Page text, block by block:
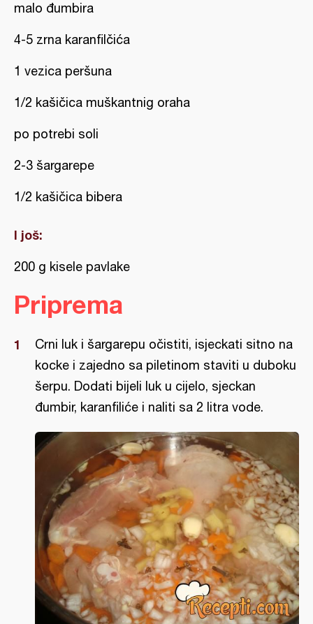
malo đumbira
4-5 zrna karanfilčića
1 vezica peršuna
1/2 kašičica muškantnig oraha
po potrebi soli
2-3 šargarepe
1/2 kašičica bibera
I još:
200 g kisele pavlake
Priprema
Crni luk i šargarepu očistiti, isjeckati sitno na
kocke i zajedno sa piletinom staviti u duboku
šerpu. Dodati bijeli luk u cijelo, sjeckan
đumbir, karanfiliće i naliti sa 2 litra vode.